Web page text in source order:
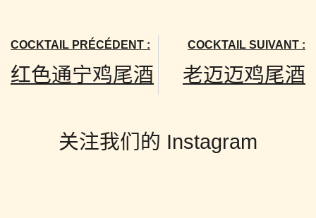
COCKTAIL PRÉCÉDENT :
红色通宁鸡尾酒
COCKTAIL SUIVANT :
老迈迈鸡尾酒
关注我们的 Instagram